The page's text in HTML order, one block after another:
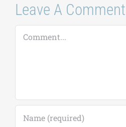
Leave A Comment